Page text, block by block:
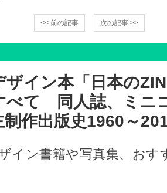
<< 前の記事 次の記事 >>
ザイン本「日本の
べて 同人誌、ミニ
作出版史1960～
イン書籍や写真集、おす